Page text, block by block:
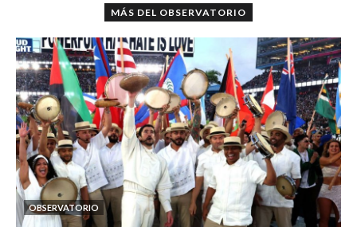
MÁS DEL OBSERVATORIO
OBSERVATORIO